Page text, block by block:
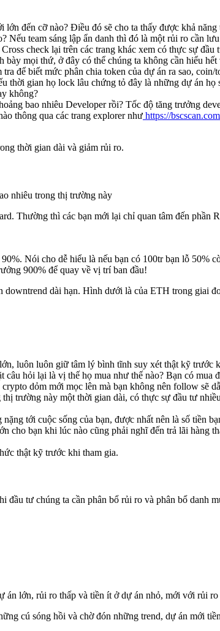
đến cỡ nào? Điều đó sẽ cho ta thấy được khả
Nếu team sáng lập ẩn danh thì đó là một rủi ro cần
check lại trên các trang khác xem có thực sự đầu
mọi thứ, ở đây có thể chúng ta không cần hiểu
để biết mức phân chia token của dự án ra sao,
thời gian họ lock lâu chứng tỏ đây là những dự án họ
không?
bao nhiêu Developer rồi? Tốc độ tăng trưởng
thông qua các trang explorer như https://
thời gian dài và giảm rủi ro.
nhiêu trong thị trường này
Thường thì các bạn mới lại chỉ quan tâm đến phần
Nói cho dễ hiểu là nếu bạn có 100tr bạn lỗ 50%
900% để quay về vị trí ban đầu!
dài hạn. Hình dưới là của ETH trong giai
luôn luôn giữ tâm lý bình tĩnh suy xét thật kỹ trước
hỏi lại là vị thế họ mua như thế nào? Bạn có mua
dỏm mới mọc lên mà bạn không nên follow sẽ
này một thời gian dài, có thực sự đầu tư
tới cuộc sống của bạn, được nhất nên là số tiền
cho bạn khi lúc nào cũng phải nghĩ đến trả lãi hàng
thật kỹ trước khi tham gia.
tư chúng ta cần phân bổ rủi ro và phân bổ danh
án lớn, rủi ro thấp và tiền ít ở dự án nhỏ, mới với rủi ro
cú sóng hồi và chờ đón những trend, dự án mới